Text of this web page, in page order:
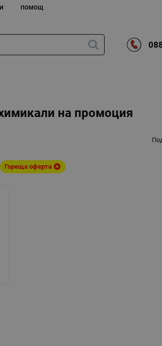
ПОМОЩ
на промоция
Гореща оферта